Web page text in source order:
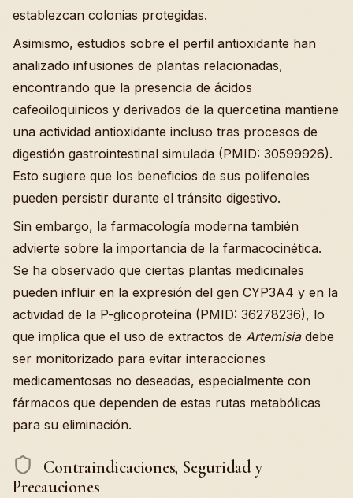
establezcan colonias protegidas.
Asimismo, estudios sobre el perfil antioxidante han
analizado infusiones de plantas relacionadas,
encontrando que la presencia de ácidos
cafeoiloquinicos y derivados de la quercetina mantiene
una actividad antioxidante incluso tras procesos de
digestión gastrointestinal simulada (PMID: 30599926).
Esto sugiere que los beneficios de sus polifenoles
pueden persistir durante el tránsito digestivo.
Sin embargo, la farmacología moderna también
advierte sobre la importancia de la farmacocinética.
Se ha observado que ciertas plantas medicinales
pueden influir en la expresión del gen CYP3A4 y en la
actividad de la P-glicoproteína (PMID: 36278236), lo
que implica que el uso de extractos de Artemisiadebe
ser monitorizado para evitar interacciones
medicamentosas no deseadas, especialmente con
fármacos que dependen de estas rutas metabólicas
para su eliminación.
Contraindicaciones, Seguridad y
Precauciones